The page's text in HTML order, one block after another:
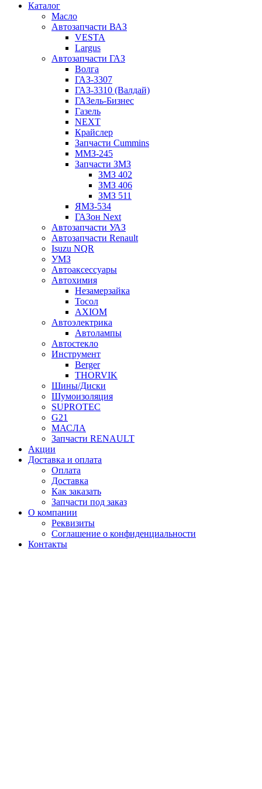
Каталог
Масло
Автозапчасти ВАЗ
VESTA
Largus
Автозапчасти ГАЗ
Волга
ГАЗ-3307
ГАЗ-3310 (Валдай)
ГАЗель-Бизнес
Газель
NEXT
Крайслер
Запчасти Cummins
ММЗ-245
Запчасти ЗМЗ
ЗМЗ 402
ЗМЗ 406
ЗМЗ 511
ЯМЗ-534
ГАЗон Next
Автозапчасти УАЗ
Автозапчасти Renault
Isuzu NQR
УМЗ
Автоаксессуары
Автохимия
Незамерзайка
Тосол
AXIOM
Автоэлектрика
Автолампы
Автостекло
Инструмент
Berger
THORVIK
Шины/Диски
Шумоизоляция
SUPROTEC
G21
МАСЛА
Запчасти RENAULT
Акции
Доставка и оплата
Оплата
Доставка
Как заказать
Запчасти под заказ
О компании
Реквизиты
Соглашение о конфиденциальности
Контакты